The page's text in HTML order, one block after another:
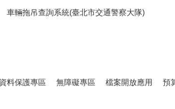
車輛拖吊查詢系統(臺北市交通警察大隊)
料保護專區 無障礙專區 檔案開放應用 預